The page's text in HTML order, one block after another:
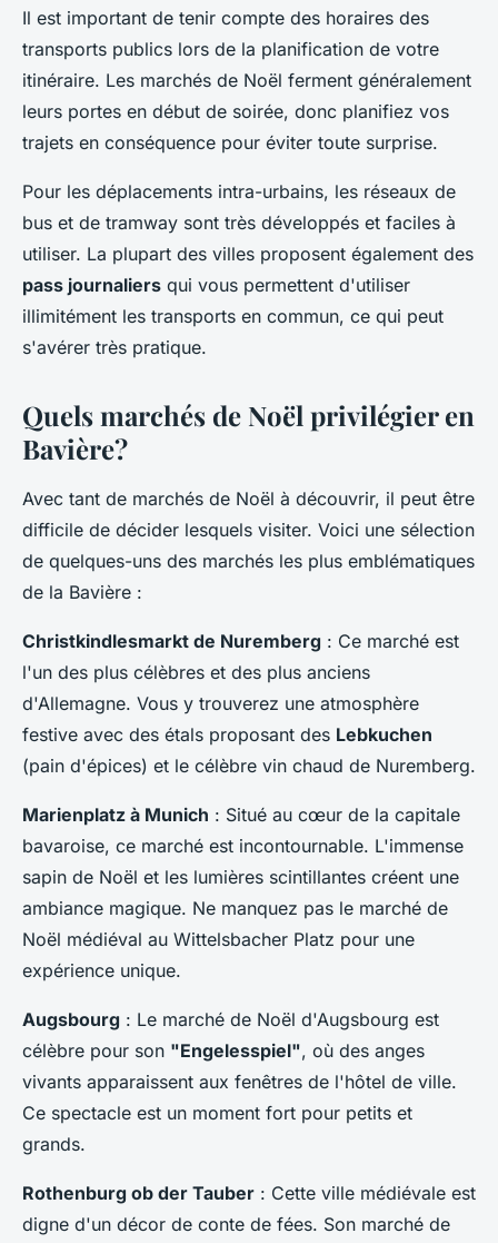
Il est important de tenir compte des horaires des
transports publics lors de la planification de votre
itinéraire. Les marchés de Noël ferment généralement
leurs portes en début de soirée, donc planifiez vos
trajets en conséquence pour éviter toute surprise.
Pour les déplacements intra-urbains, les réseaux de
bus et de tramway sont très développés et faciles à
utiliser. La plupart des villes proposent également des
pass journaliers qui vous permettent d'utiliser
illimitément les transports en commun, ce qui peut
s'avérer très pratique.
Quels marchés de Noël privilégier en
Bavière?
Avec tant de marchés de Noël à découvrir, il peut être
difficile de décider lesquels visiter. Voici une sélection
de quelques-uns des marchés les plus emblématiques
de la Bavière :
Christkindlesmarkt de Nuremberg : Ce marché est
l'un des plus célèbres et des plus anciens
d'Allemagne. Vous y trouverez une atmosphère
festive avec des étals proposant des Lebkuchen
(pain d'épices) et le célèbre vin chaud de Nuremberg.
Marienplatz à Munich : Situé au cœur de la capitale
bavaroise, ce marché est incontournable. L'immense
sapin de Noël et les lumières scintillantes créent une
ambiance magique. Ne manquez pas le marché de
Noël médiéval au Wittelsbacher Platz pour une
expérience unique.
Augsbourg : Le marché de Noël d'Augsbourg est
célèbre pour son "Engelesspiel", où des anges
vivants apparaissent aux fenêtres de l'hôtel de ville.
Ce spectacle est un moment fort pour petits et
grands.
Rothenburg ob der Tauber : Cette ville médiévale est
digne d'un décor de conte de fées. Son marché de